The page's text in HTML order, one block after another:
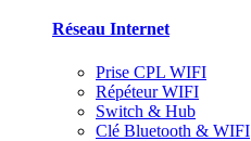
Réseau Internet
Prise CPL WIFI
Répéteur WIFI
Switch & Hub
Clé Bluetooth & WIFI